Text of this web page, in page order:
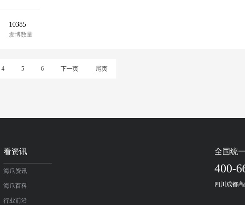
10385
发博数量
4 5 6 下一页 尾页
看资讯
海爪资讯
海爪百科
行业前沿
全国统
400-
四川成都